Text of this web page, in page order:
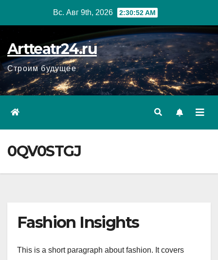
Вс. Авг 9th, 2026 2:30:53 AM
Artteatr24.ru
Строим будущее
0QV0STGJ
Fashion Insights
This is a short paragraph about fashion. It covers